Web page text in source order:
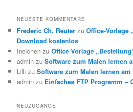
NEUESTE KOMMENTARE
Frederic Ch. Reuter zuOffice-Vorlage
Download kostenlos
Ineichen zuOffice Vorlage
admin zuSoftware zum Malen lernen
Lilli zuSoftware zum Malen lernen
admin zu Einfaches FTP Programm –
NEUZUGÄNGE